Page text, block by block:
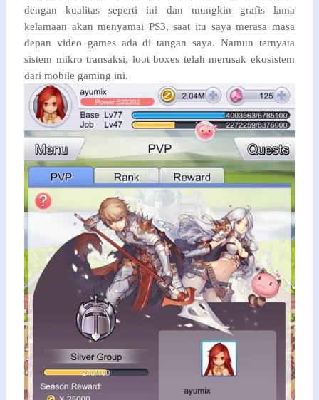
dengan kualitas seperti ini dan mungkin grafis lama
kelamaan akan menyamai PS3, saat itu saya merasa masa
depan video games ada di tangan saya. Namun ternyata
sistem mikro transaksi, loot boxes telah merusak ekosistem
dari mobile gaming ini.